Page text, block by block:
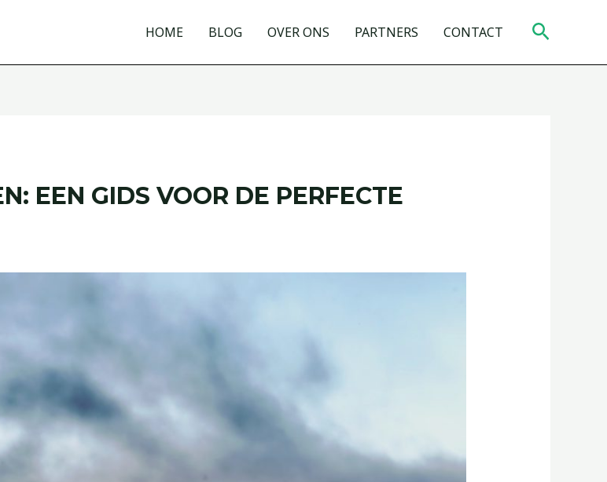
HOME BLOG OVER ONS PARTNERS CONTACT Zoeken
EEN GIDS VOOR DE PERFECTE